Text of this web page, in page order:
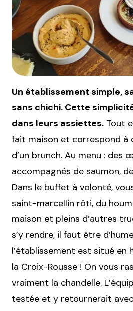
Un établissement simple,
sans chichi. Cette
dans leurs assiettes. Tout
fait maison et correspond à
d’un brunch. Au menu : des
accompagnés de saumon,
Dans le buffet à volonté,
saint-marcellin rôti, du
maison et pleins d’autres
s’y rendre, il faut être
l’établissement est situé en
la Croix-Rousse ! On vous
vraiment la chandelle.
testée et y retournerait